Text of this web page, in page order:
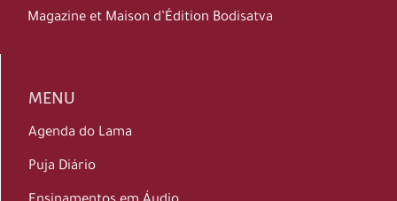
Magazine et Maison d’Édition Bodisatva
MENU
Agenda do Lama
Puja Diário